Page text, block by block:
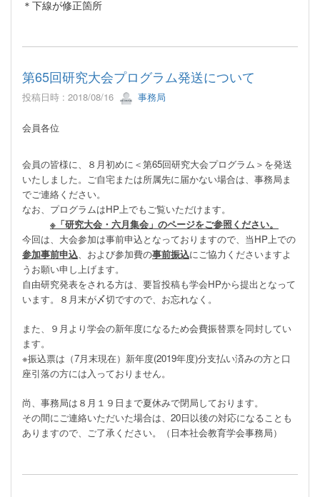
＊下線が修正箇所
第65回研究大会プログラム発送について
投稿日時 : 2018/08/16 事務局
会員各位
会員の皆様に、８月初めに＜第65回研究大会プログラム＞を発送
いたしました。ご自宅または所属先に届かない場合は、事務局ま
でご連絡ください。
なお、プログラムはHP 上でもご覧いただけます。
※「研究大会・六月集会」のページをご参照ください。
今回は、大会参加は事前申込となっておりますので、当HP 上での
参加事前申込 、および参加費の事前振込にご協力くださいますよ
うお願い申し上げます。
自由研究発表をされる方は、要旨投稿も学会HPから提出となって
います。８月末が〆切ですので、お忘れなく。
また、９月より学会の新年度になるため会費振替票を同封してい
ます。
※振込票は（7月末現在）新年度(2019年度)分支払い済みの方と口
座引落の方には入っておりません。
尚、事務局は８月１９日まで夏休みで閉局しております。
その間にご連絡いただいた場合は、 20日以後の対応になることも
ありますので、ご了承ください。（日本社会教育学会事務局）